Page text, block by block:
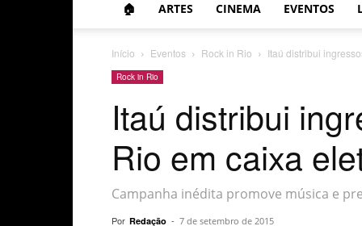
🏠 ARTES CINEMA EVENTOS
Início Eventos Rock in Rio Itaú distribui
Rock in Rio
Itaú distribui
Rio em caixa
Campanha inédita promove música e
Por Redação - 7 de setembro de 2015